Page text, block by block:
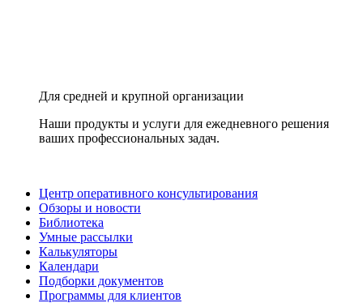
Для средней и крупной организации
Наши продукты и услуги для ежедневного решения
ваших профессиональных задач.
Центр оперативного консультирования
Обзоры и новости
Библиотека
Умные рассылки
Калькуляторы
Календари
Подборки документов
Программы для клиентов